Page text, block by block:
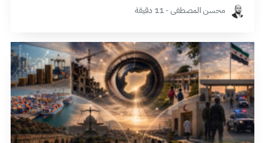
محسن المصطفى · 11 دقيقة